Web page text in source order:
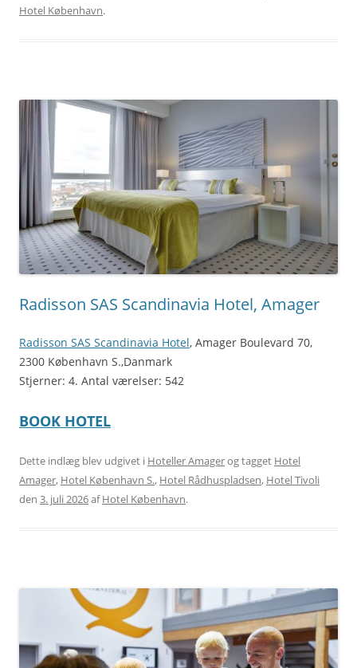
Hotel København.
Radisson SAS Scandinavia Hotel, Amager
Radisson SAS Scandinavia Hotel, Amager Boulevard 70,
2300 København S.,Danmark
Stjerner: 4. Antal værelser: 542
BOOK HOTEL
Dette indlæg blev udgivet i Hoteller Amagerog tagget Hotel
Amager, Hotel København S., Hotel Rådhuspladsen, Hotel Tivoli
den 3. juli 2026afHotel København.